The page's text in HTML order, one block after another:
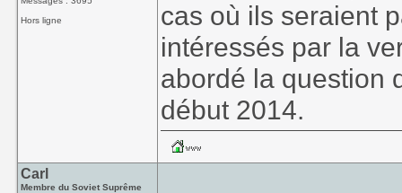
Hors ligne
cas où ils seraient
intéressés par la
abordé la question
début 2014.
Carl
Membre du Soviet Suprême